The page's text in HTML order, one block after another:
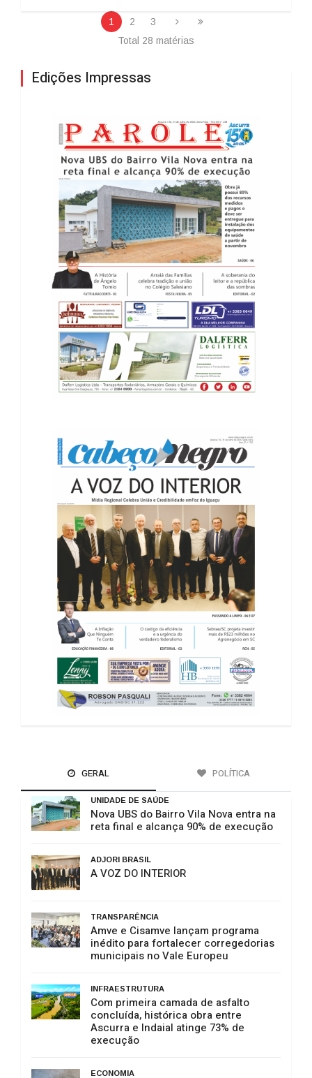
1 2
3
Total 28 matérias
Edições Impressas
GERAL POLÍTICA
UNIDADE DE SAÚDE
Nova UBS do Bairro Vila Nova entra na
reta final e alcança 90% de execução
ADJORI BRASIL
A VOZ DO INTERIOR
TRANSPARÊNCIA
Amve e Cisamve lançam programa
inédito para fortalecer corregedorias
municipais no Vale Europeu
INFRAESTRUTURA
Com primeira camada de asfalto
concluída, histórica obra entre
Ascurra e Indaial atinge 73% de
execução
ECONOMIA